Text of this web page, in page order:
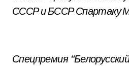
СССР и БССР Спартаку
Спецпремия